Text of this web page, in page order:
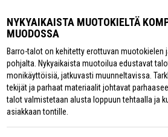
NYKYAIKAISTA MUOTOKIELTÄ
MUODOSSA
Barro-talot on kehitetty erottuvan muotokielen
pohjalta. Nykyaikaista muotoilua edustavat
monikäyttöisiä, jatkuvasti muunneltavissa.
tekijät ja parhaat materiaalit johtavat
talot valmistetaan alusta loppuun tehtaalla ja
asiakkaan tontille.